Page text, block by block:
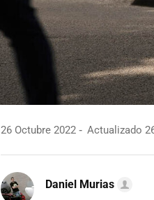
26 Octubre 2022 Actualizado
Daniel Murias